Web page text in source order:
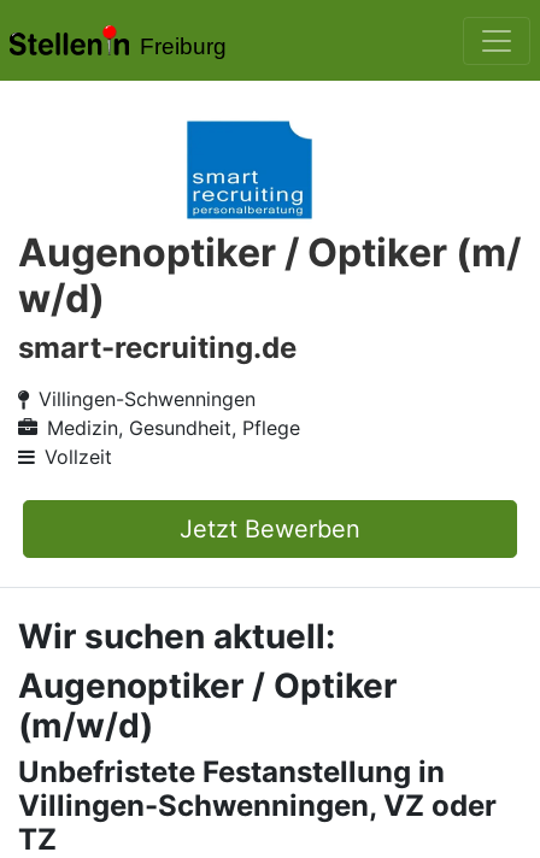
Freiburg
Augenoptiker / Optiker (m/
w/d)
smart-recruiting.de
Villingen-Schwenningen
Medizin, Gesundheit, Pflege
Vollzeit
Jetzt Bewerben
Wir suchen aktuell:
Augenoptiker / Optiker
(m/w/d)
Unbefristete Festanstellung in
Villingen-Schwenningen, VZ oder
TZ